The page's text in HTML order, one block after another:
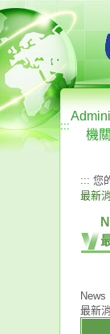
:::
機
::: 您
最新
News
最新